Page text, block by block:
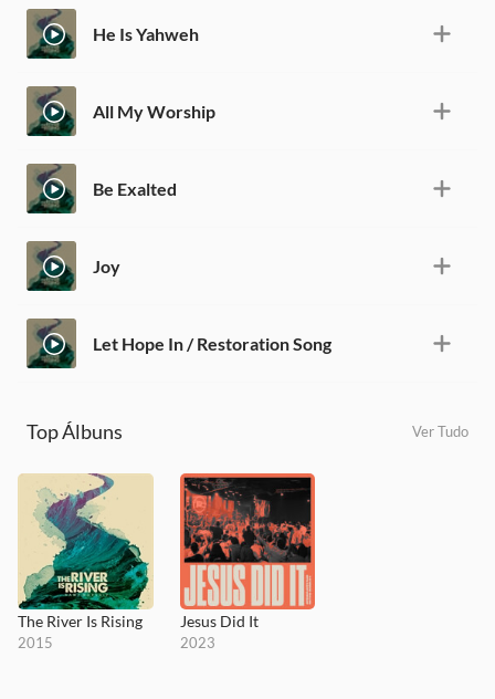
He Is Yahweh
All My Worship
Be Exalted
Joy
Let Hope In / Restoration Song
Top Álbuns Ver Tudo
The River Is Rising
2015
Jesus Did It
2023